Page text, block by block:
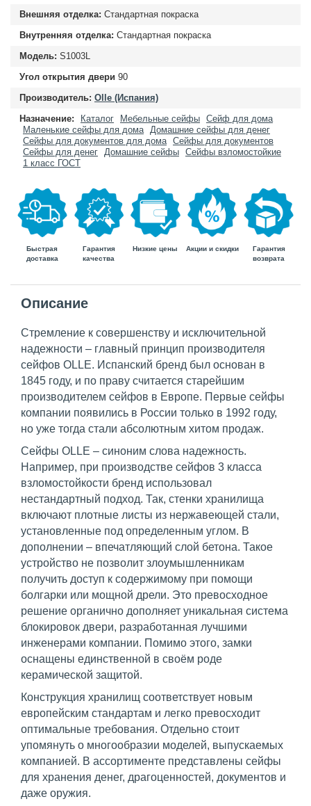
Внешняя отделка: Стандартная покраска
Внутренняя отделка: Стандартная покраска
Модель: S1003L
Угол открытия двери 90
Производитель: Olle (Испания)
Назначение:
Каталог Мебельные сейфы Сейф для дома
Маленькие сейфы для дома
Домашние сейфы для денег
Сейфы для документов для дома Сейфы для документов
Сейфы для денег
Домашние сейфы Сейфы взломостойкие
1 класс ГОСТ
Быстрая
доставка
Гарантия
качества
Низкие цены Акции и скидки
Гарантия
возврата
Описание
Стремление к совершенству и исключительной
надежности – главный принцип производителя
сейфов OLLE. Испанский бренд был основан в
1845 году, и по праву считается старейшим
производителем сейфов в Европе. Первые сейфы
компании появились в России только в 1992 году,
но уже тогда стали абсолютным хитом продаж.
Сейфы OLLE – синоним слова надежность.
Например, при производстве сейфов 3 класса
взломостойкости бренд использовал
нестандартный подход. Так, стенки хранилища
включают плотные листы из нержавеющей стали,
установленные под определенным углом. В
дополнении – впечатляющий слой бетона. Такое
устройство не позволит злоумышленникам
получить доступ к содержимому при помощи
болгарки или мощной дрели. Это превосходное
решение органично дополняет уникальная система
блокировок двери, разработанная лучшими
инженерами компании. Помимо этого, замки
оснащены единственной в своём роде
керамической защитой.
Конструкция хранилищ соответствует новым
европейским стандартам и легко превосходит
оптимальные требования. Отдельно стоит
упомянуть о многообразии моделей, выпускаемых
компанией. В ассортименте представлены сейфы
для хранения денег, драгоценностей, документов и
даже оружия.